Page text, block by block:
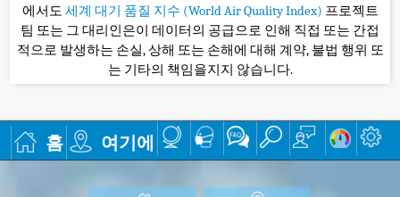
에서도 세계 대기 품질 지수 (World Air Quality Index) 프로젝트
팀 또는 그 대리인은이 데이터의 공급으로 인해 직접 또는 간접
적으로 발생하는 손실, 상해 또는 손해에 대해 계약, 불법 행위 또
는 기타의 책임을지지 않습니다.
홈 여기에